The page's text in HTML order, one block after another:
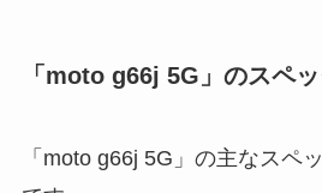
「moto g66j 5G」のスペ
「moto g66j 5G」の主なスペ